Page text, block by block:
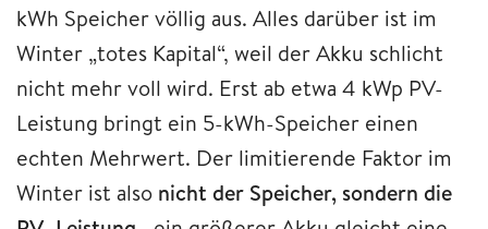
kWh Speicher völlig aus. Alles darüber ist im
Winter „totes Kapital“, weil der Akku schlicht
nicht mehr voll wird. Erst ab etwa 4 kWp PV-
Leistung bringt ein 5-kWh-Speicher einen
echten Mehrwert. Der limitierende Faktor im
Winter ist also nicht der Speicher, sondern die